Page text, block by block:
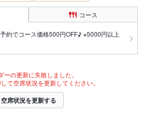
コース
約でコース価格500円OFF♪ ※5000円以上
ーの更新に失敗しました。
て空席状況を更新してください。
空席状況を更新する